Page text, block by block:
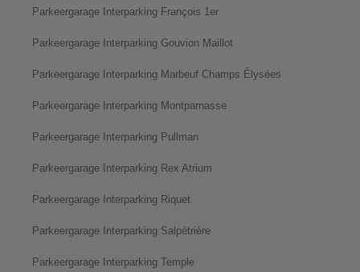
Parkeergarage Interparking François 1er
Parkeergarage Interparking Gouvion Maillot
Parkeergarage Interparking Marbeuf Champs Élysées
Parkeergarage Interparking Montparnasse
Parkeergarage Interparking Pullman
Parkeergarage Interparking Rex Atrium
Parkeergarage Interparking Riquet
Parkeergarage Interparking Salpétrière
Parkeergarage Interparking Temple